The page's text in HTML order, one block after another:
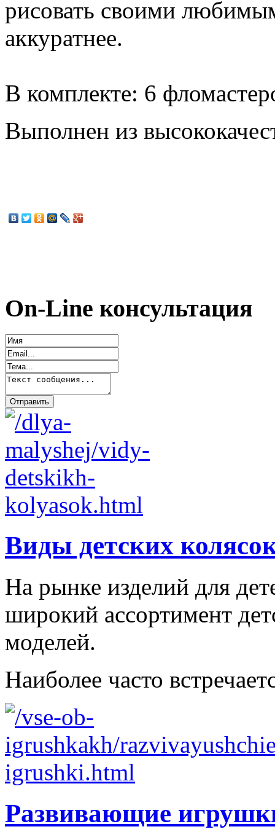
рисовать своими
аккуратнее.
В комплекте: 6
Выполнен из
On-Line консультация
Виды детских
На рынке изделий для
широкий ассортимент
моделей.
Наиболее часто
Развивающие